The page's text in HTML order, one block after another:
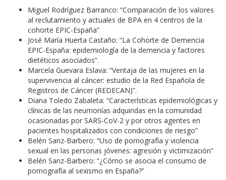
Miguel Rodríguez Barranco: “Comparación de los valores
al reclutamiento y actuales de BPA en 4 centros de la
cohorte EPIC-España”
José María Huerta Castaño: “La Cohorte de Demencia
EPIC-España: epidemiología de la demencia y factores
dietéticos asociados”.
Marcela Guevara Eslava: “Ventaja de las mujeres en la
supervivencia al cáncer: estudio de la Red Española de
Registros de Cáncer (REDECAN)”.
Diana Toledo Zabaleta: “Características epidemiológicas y
clínicas de las neumonías adquiridas en la comunidad
ocasionadas por SARS-CoV-2 y por otros agentes en
pacientes hospitalizados con condiciones de riesgo”
Belén Sanz-Barbero: “Uso de pornografía y violencia
sexual en las personas jóvenes: agresión y victimización”
Belén Sanz-Barbero: “¿Cómo se asocia el consumo de
pornografía al sexismo en España?”